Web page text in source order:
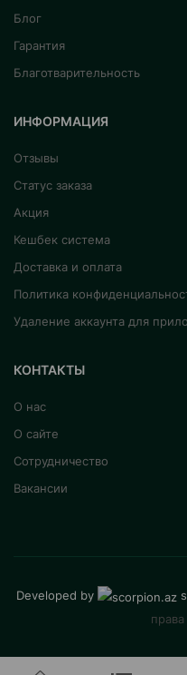
Блог
Гарантия
Благотварительность
ИНФОРМАЦИЯ
Отзывы
Статус заказа
Акция
Кешбек система
Доставка и оплата
Политика
Удаление аккаунта для
КОНТАКТЫ
О нас
О сайте
Сотрудничество
Вакансии
Developed by